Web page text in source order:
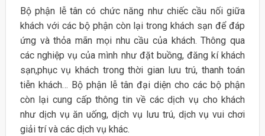
Bộ phận lễ tân có chức năng như chiếc cầu nối giữa
khách với các bộ phận còn lại trong khách sạn để đáp
ứng và thỏa mãn mọi nhu cầu của khách. Thông qua
các nghiệp vụ của mình như đặt buồng, đăng kí khách
sạn,phục vụ khách trong thời gian lưu trú, thanh toán
tiễn khách… Bộ phận lễ tân đại diện cho các bộ phận
còn lại cung cấp thông tin về các dịch vụ cho khách
như dịch vụ ăn uống, dịch vụ lưu trú, dịch vụ vui chơi
giải trí và các dịch vụ khác.